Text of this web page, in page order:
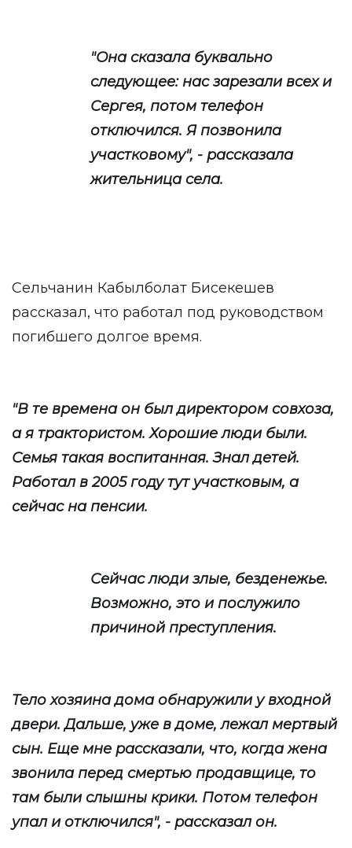
"Она сказала буквально
следующее: нас зарезали всех и
Сергея, потом телефон
отключился. Я позвонила
участковому", - рассказала
жительница села.
Сельчанин Кабылболат Бисекешев
рассказал, что работал под руководством
погибшего долгое время.
"В те времена он был директором совхоза,
а я трактористом. Хорошие люди были.
Семья такая воспитанная. Знал детей.
Работал в 2005 году тут участковым, а
сейчас на пенсии.
Сейчас люди злые, безденежье.
Возможно, это и послужило
причиной преступления.
Тело хозяина дома обнаружили у входной
двери. Дальше, уже в доме, лежал мертвый
сын. Еще мне рассказали, что, когда жена
звонила перед смертью продавщице, то
там были слышны крики. Потом телефон
упал и отключился", - рассказал он.